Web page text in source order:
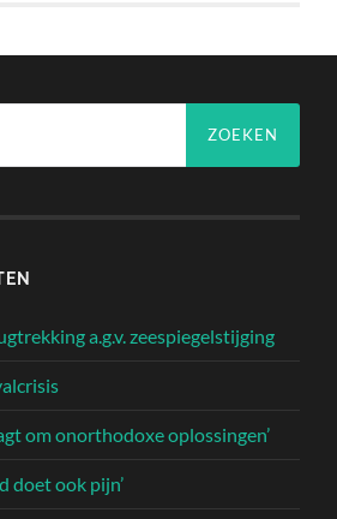
a.g.v. zeespiegelstijging
om onorthodoxe oplossingen’
doet ook pijn’